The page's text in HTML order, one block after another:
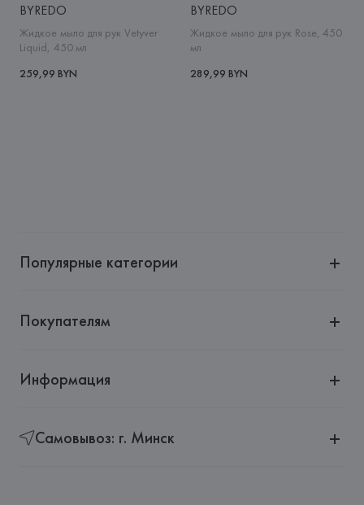
BYREDO
Жидкое мыло для рук Vetyver
Liquid, 450 мл
259,99 BYN
BYREDO
Жидкое мыло для рук Rose, 450
мл
289,99 BYN
Популярные категории
Покупателям
Информация
Самовывоз: г. Минск